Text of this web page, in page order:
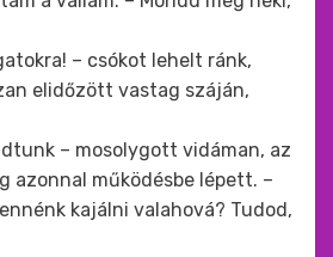
– csókot lehelt ránk,
elidőzött vastag száján,
– mosolygott vidáman, az
azonnal működésbe lépett. –
kajálni valahová? Tudod,